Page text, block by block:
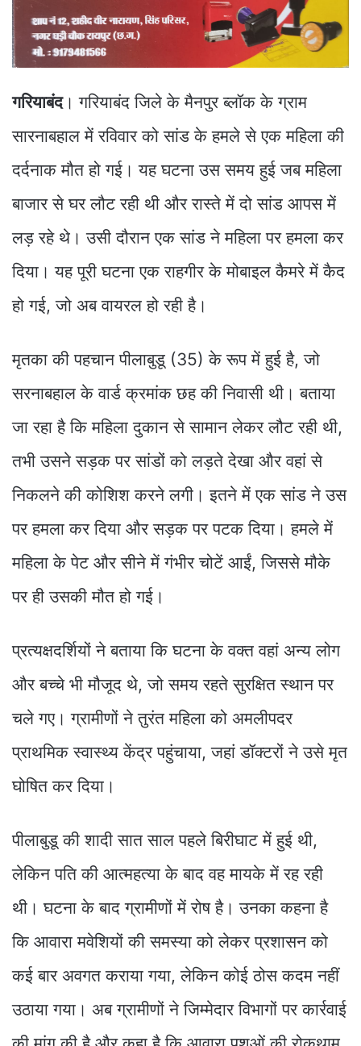
गरियाबंद। गरियाबंद जिले के मैनपुर ब्लॉक के ग्राम
सारनाबहाल में रविवार को सांड के हमले से एक महिला की
दर्दनाक मौत हो गई। यह घटना उस समय हुई जब महिला
बाजार से घर लौट रही थी और रास्ते में दो सांड आपस में
लड़ रहे थे। उसी दौरान एक सांड ने महिला पर हमला कर
दिया। यह पूरी घटना एक राहगीर के मोबाइल कैमरे में कैद
हो गई, जो अब वायरल हो रही है।
मृतका की पहचान पीलाबुडू (35) के रूप में हुई है, जो
सरनाबहाल के वार्ड क्रमांक छह की निवासी थी। बताया
जा रहा है कि महिला दुकान से सामान लेकर लौट रही थी,
तभी उसने सड़क पर सांडों को लड़ते देखा और वहां से
निकलने की कोशिश करने लगी। इतने में एक सांड ने उस
पर हमला कर दिया और सड़क पर पटक दिया। हमले में
महिला के पेट और सीने में गंभीर चोटें आईं, जिससे मौके
पर ही उसकी मौत हो गई।
प्रत्यक्षदर्शियों ने बताया कि घटना के वक्त वहां अन्य लोग
और बच्चे भी मौजूद थे, जो समय रहते सुरक्षित स्थान पर
चले गए। ग्रामीणों ने तुरंत महिला को अमलीपदर
प्राथमिक स्वास्थ्य केंद्र पहुंचाया, जहां डॉक्टरों ने उसे मृत
घोषित कर दिया।
पीलाबुडू की शादी सात साल पहले बिरीघाट में हुई थी,
लेकिन पति की आत्महत्या के बाद वह मायके में रह रही
थी। घटना के बाद ग्रामीणों में रोष है। उनका कहना है
कि आवारा मवेशियों की समस्या को लेकर प्रशासन को
कई बार अवगत कराया गया, लेकिन कोई ठोस कदम नहीं
उठाया गया। अब ग्रामीणों ने जिम्मेदार विभागों पर कार्रवाई